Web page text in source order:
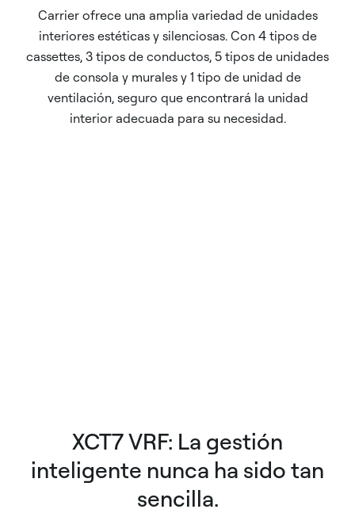
Carrier ofrece una amplia variedad de unidades
interiores estéticas y silenciosas. Con 4 tipos de
cassettes, 3 tipos de conductos, 5 tipos de unidades
de consola y murales y 1 tipo de unidad de
ventilación, seguro que encontrará la unidad
interior adecuada para su necesidad.
XCT7 VRF: La gestión
inteligente nunca ha sido tan
sencilla.